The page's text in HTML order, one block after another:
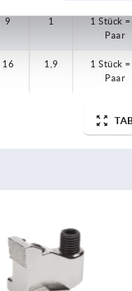
9 1
1 Stück =
Paar
16 1,9
1 Stück =
Paar